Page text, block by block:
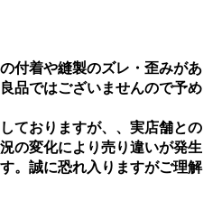
付着や縫製のズレ・歪みがあ
品ではございませんので予め
ておりますが、、実店舗との
の変化により売り違いが発生
。誠に恐れ入りますがご理解